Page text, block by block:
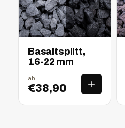
nass trocken
Basaltsplitt,
16-22 mm
ab
€38,90